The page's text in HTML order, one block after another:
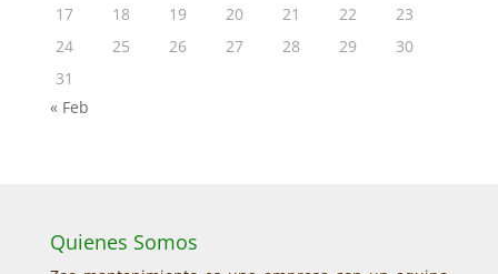
17
18 19 20 21 22
23
24
25 26 27 28 29
30
31
« Feb
Quienes Somos